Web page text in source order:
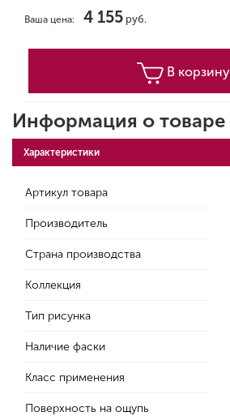
Ваша цена: 4 155 руб.
В корзину
Информация о товаре
Характеристики
Артикул товара
Производитель
Страна производства
Коллекция
Тип рисунка
Наличие фаски
Класс применения
Поверхность на ощупь